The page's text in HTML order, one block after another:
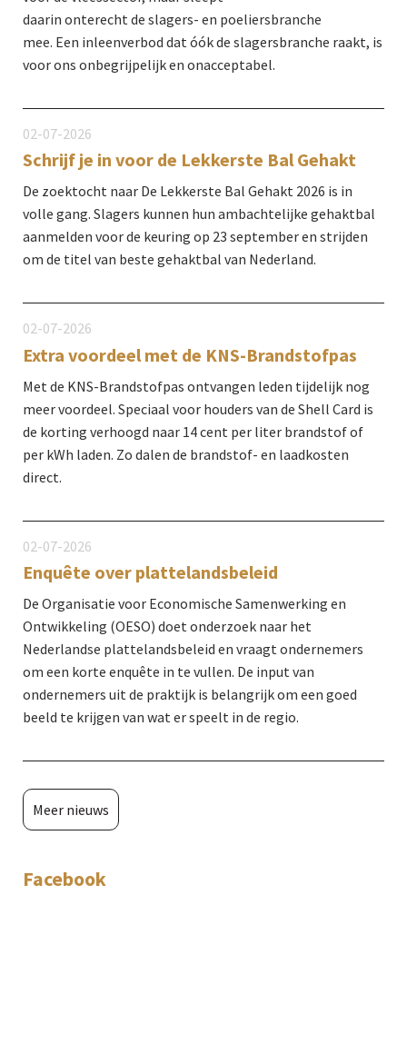
daarin onterecht de slagers- en poeliersbranche
mee. Een inleenverbod dat óók de slagersbranche raakt, is
voor ons onbegrijpelijk en onacceptabel.
02-07-2026
Schrijf je in voor de Lekkerste Bal Gehakt
De zoektocht naar De Lekkerste Bal Gehakt 2026 is in
volle gang. Slagers kunnen hun ambachtelijke gehaktbal
aanmelden voor de keuring op 23 september en strijden
om de titel van beste gehaktbal van Nederland.
02-07-2026
Extra voordeel met de KNS-Brandstofpas
Met de KNS-Brandstofpas ontvangen leden tijdelijk nog
meer voordeel. Speciaal voor houders van de Shell Card is
de korting verhoogd naar 14 cent per liter brandstof of
per kWh laden. Zo dalen de brandstof- en laadkosten
direct.
02-07-2026
Enquête over plattelandsbeleid
De Organisatie voor Economische Samenwerking en
Ontwikkeling (OESO) doet onderzoek naar het
Nederlandse plattelandsbeleid en vraagt ondernemers
om een korte enquête in te vullen. De input van
ondernemers uit de praktijk is belangrijk om een goed
beeld te krijgen van wat er speelt in de regio.
Meer nieuws
Facebook